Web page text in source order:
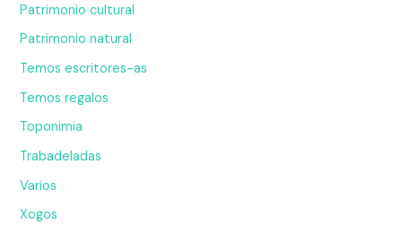
Patrimonio cultural
Patrimonio natural
Temos escritores-as
Temos regalos
Toponimia
Trabadeladas
Varios
Xogos